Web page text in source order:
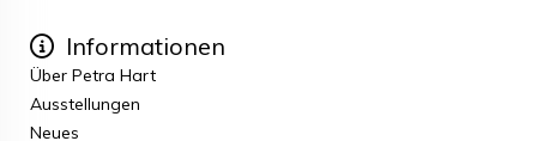
Informationen
Über Petra Hart
Ausstellungen
Neues